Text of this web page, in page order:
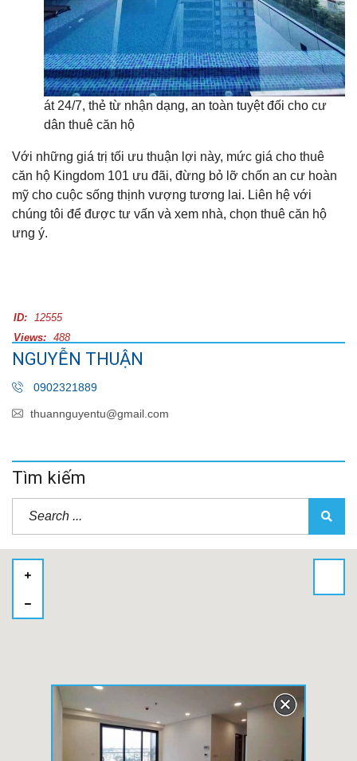
át 24/7, thẻ từ nhận dạng, an toàn tuyệt đối cho cư
dân thuê căn hộ
Với những giá trị tối ưu thuận lợi này, mức giá cho thuê
căn hộ Kingdom 101 ưu đãi, đừng bỏ lỡ chốn an cư hoàn
mỹ cho cuộc sống thịnh vượng tương lai. Liên hệ với
chúng tôi để được tư vấn và xem nhà, chọn thuê căn hộ
ưng ý.
ID: 12555
Views: 488
NGUYỄN THUẬN
0902321889
thuannguyentu@gmail.com
Tìm kiếm